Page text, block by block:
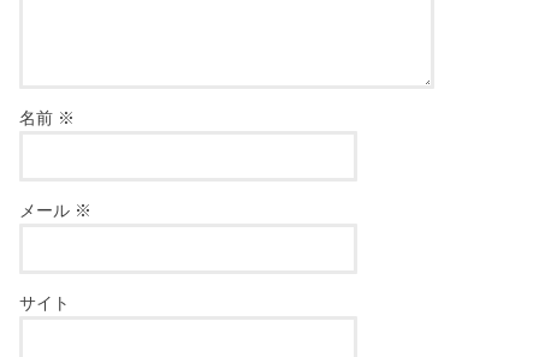
名前 ※
メール ※
サイト